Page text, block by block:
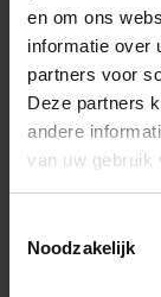
en om ons
informatie over
partners voor
Deze partners
andere
van uw gebruik
Noodzakelijk